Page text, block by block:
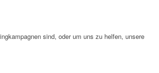
sind, oder um uns zu helfen, unsere